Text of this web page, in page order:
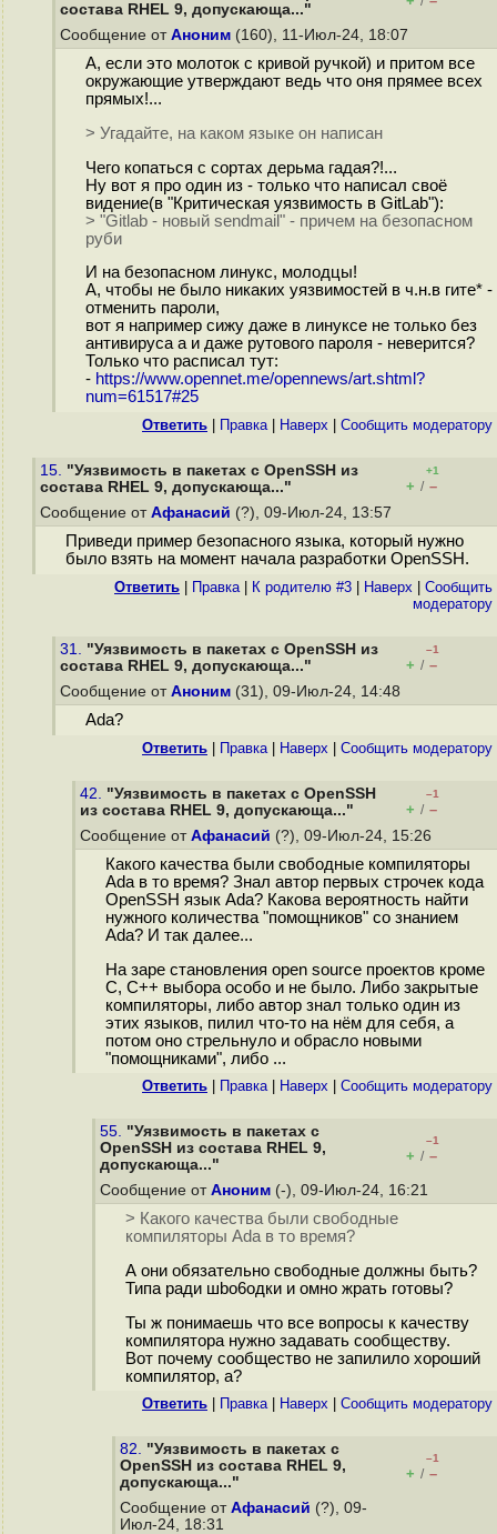
состава RHEL 9, допускающа..."
Сообщение от Аноним (160), 11-Июл-24, 18:07
А, если это молоток с кривой ручкой) и притом все
окружающие утверждают ведь что оня прямее всех
прямых!...
> Угадайте, на каком языке он написан
Чего копаться с сортах дерьма гадая?!...
Ну вот я про один из - только что написал своё
видение(в "Критическая уязвимость в GitLab"):
> "Gitlab - новый sendmail" - причем на безопасном
руби
И на безопасном линукс, молодцы!
А, чтобы не было никаких уязвимостей в ч.н.в гите* -
отменить пароли,
вот я например сижу даже в линуксе не только без
антивируса а и даже рутового пароля - неверится?
Только что расписал тут:
- https://www.opennet.me/opennews/art.shtml?
num=61517#25
Ответить Правка| Наверх Cообщить модератору
15. "Уязвимость в пакетах с OpenSSH из
состава RHEL 9, допускающа..."
+1
+ / –
Сообщение от Афанасий (?), 09-Июл-24, 13:57
Приведи пример безопасного языка, который нужно
было взять на момент начала разработки OpenSSH.
Ответить Правка| К родителю #3 Наверх
Cообщить
модератору
31. "Уязвимость в пакетах с OpenSSH из
состава RHEL 9, допускающа..."
–1
+ / –
Сообщение от Аноним (31), 09-Июл-24, 14:48
Ada?
Ответить Правка| Наверх Cообщить модератору
42. "Уязвимость в пакетах с OpenSSH
из состава RHEL 9, допускающа..."
–1
+ / –
Сообщение от Афанасий (?), 09-Июл-24, 15:26
Какого качества были свободные компиляторы
Ada в то время? Знал автор первых строчек кода
OpenSSH язык Ada? Какова вероятность найти
нужного количества "помощников" со знанием
Ada? И так далее...
На заре становления open source проектов кроме
C, C++ выбора особо и не было. Либо закрытые
компиляторы, либо автор знал только один из
этих языков, пилил что-то на нём для себя, а
потом оно стрельнуло и обрасло новыми
"помощниками", либо ...
Ответить Правка| Наверх Cообщить модератору
55. "Уязвимость в пакетах с
OpenSSH из состава RHEL 9,
допускающа..."
–1
+ / –
Сообщение от Аноним (-), 09-Июл-24, 16:21
> Какого качества были свободные
компиляторы Ada в то время?
А они обязательно свободные должны быть?
Типа ради шbo6oдки и омно жрать готовы?
Ты ж понимаешь что все вопросы к качеству
компилятора нужно задавать сообществу.
Вот почему сообщество не запилило хороший
компилятор, а?
Ответить Правка| Наверх Cообщить модератору
82. "Уязвимость в пакетах с
OpenSSH из состава RHEL 9,
допускающа..."
–1
+ / –
Сообщение от Афанасий (?), 09-
Июл-24, 18:31